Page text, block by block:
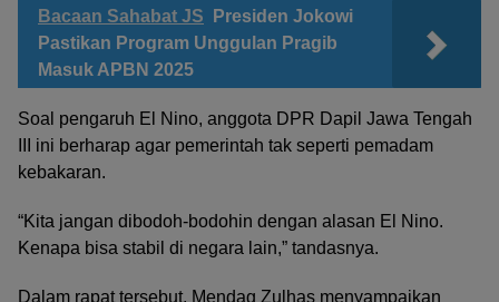
Bacaan Sahabat JS
Presiden Jokowi
Pastikan Program Unggulan Pragib
Masuk APBN 2025
Soal pengaruh El Nino, anggota DPR Dapil Jawa Tengah
III ini berharap agar pemerintah tak seperti pemadam
kebakaran.
“Kita jangan dibodoh-bodohin dengan alasan El Nino.
Kenapa bisa stabil di negara lain,” tandasnya.
Dalam rapat tersebut, Mendag Zulhas menyampaikan